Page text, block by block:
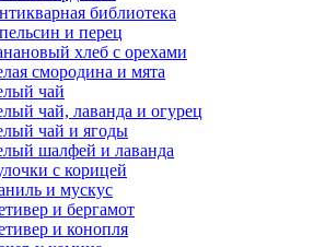
библиотека
и перец
хлеб с орехами
смородина и мята
чай
чай, лаванда и огурец
чай и ягоды
шалфей и лаванда
с корицей
и мускус
и бергамот
и конопля